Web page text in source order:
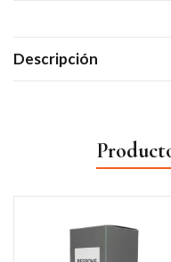
Descripción